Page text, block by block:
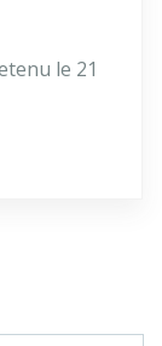
le 21